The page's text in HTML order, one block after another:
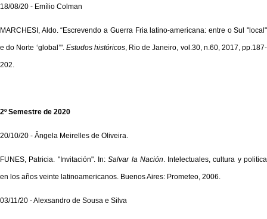
18/08/20 - Emílio Colman
MARCHESI, Aldo. “Escrevendo a Guerra Fria latino-americana: entre o Sul "local"
e do Norte ‘global’". Estudos históricos, Rio de Janeiro, vol.30, n.60, 2017, pp.187-
202.
2º Semestre de 2020
20/10/20 - Ângela Meirelles de Oliveira.
FUNES, Patricia. "Invitación". In:Salvar la Nación . Intelectuales, cultura y politica
en los años veinte latinoamericanos. Buenos Aires: Prometeo, 2006.
03/11/20 - Alexsandro de Sousa e Silva